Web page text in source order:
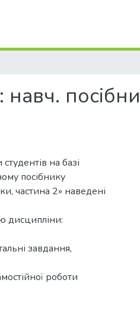
навч.
на базі
посібнику
частина 2» наведені
дисципліни:
завдання,
роботи